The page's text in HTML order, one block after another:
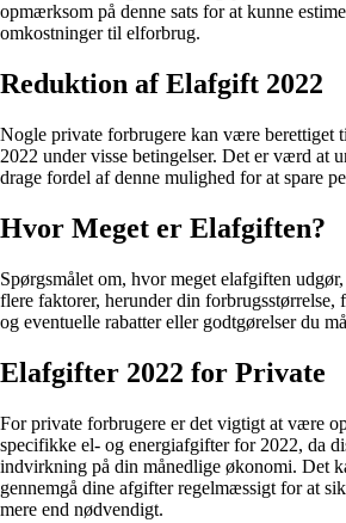
opmærksom på denne sats for at kunne
omkostninger til elforbrug.
Reduktion af Elafgift 2022
Nogle private forbrugere kan være berettiget
2022 under visse betingelser. Det er værd at
drage fordel af denne mulighed for at spare
Hvor Meget er Elafgiften?
Spørgsmålet om, hvor meget elafgiften
flere faktorer, herunder din forbrugsstørrelse,
og eventuelle rabatter eller godtgørelser du
Elafgifter 2022 for Private
For private forbrugere er det vigtigt at være
specifikke el- og energiafgifter for 2022, da
indvirkning på din månedlige økonomi. Det
gennemgå dine afgifter regelmæssigt for at
mere end nødvendigt.